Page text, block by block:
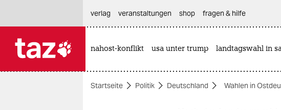
themen
verlag
veranstaltungen shop fragen & hilfe
nahost-konflikt usa unter trump landtagswahl in
Startseite Politik Deutschland Wahlen in